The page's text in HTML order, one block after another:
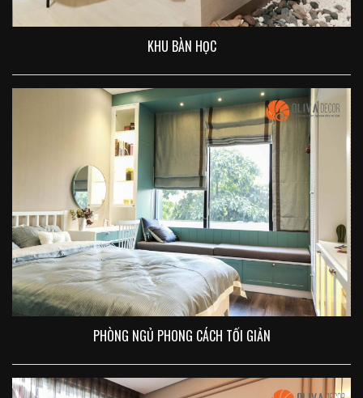
KHU BÀN HỌC
PHÒNG NGỦ PHONG CÁCH TỐI GIẢN